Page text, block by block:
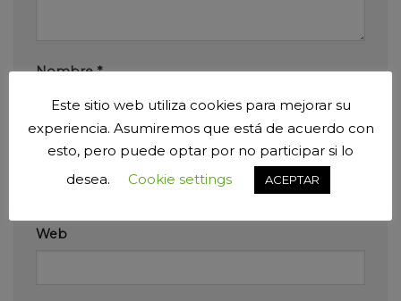
Nombre*
Correo electrónico*
Web
Este sitio web utiliza cookies para mejorar su
experiencia. Asumiremos que está de acuerdo con
esto, pero puede optar por no participar si lo
desea.
Cookie settings ACEPTAR